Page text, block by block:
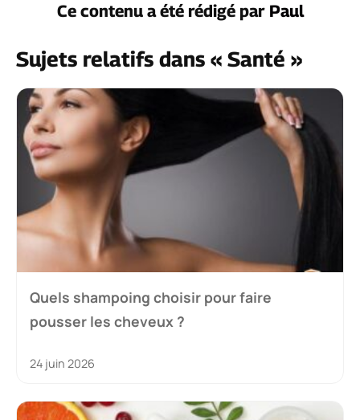
Ce contenu a été rédigé par Paul
Sujets relatifs dans « Santé »
Quels shampoing choisir pour faire
pousser les cheveux ?
24 juin 2026